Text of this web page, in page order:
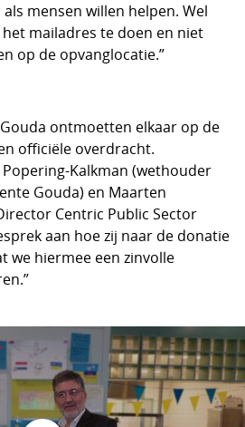
mensen willen helpen. Wel
mailadres te doen en niet
op de opvanglocatie.”
ontmoetten elkaar op de
officiële overdracht.
Kalkman (wethouder
Gouda) en Maarten
Centric Public Sector
aan hoe zij naar de donatie
we hiermee een zinvolle